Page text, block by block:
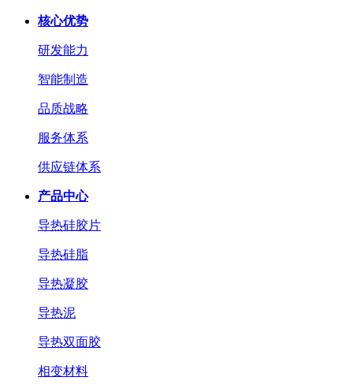
核心优势
研发能力
智能制造
品质战略
服务体系
供应链体系
产品中心
导热硅胶片
导热硅脂
导热凝胶
导热泥
导热双面胶
相变材料